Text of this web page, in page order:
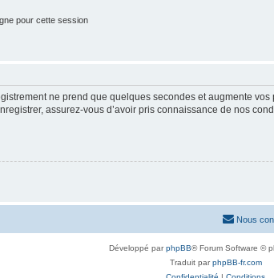
pour cette session
ne prend que quelques secondes et augmente
assurez-vous d’avoir pris connaissance de nos
Nous
Développé parphpBB® Forum Software ©
Traduit parphpBB-fr.com